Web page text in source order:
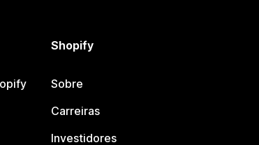
Shopify
Sobre
Carreiras
Investidores